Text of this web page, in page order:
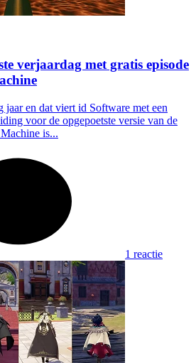
verjaardag met gratis episode
jaar en dat viert id Software met een
voor de opgepoetste versie van de
is...
1 reactie